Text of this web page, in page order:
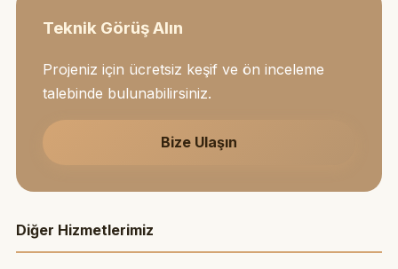
Teknik Görüş Alın
Projeniz için ücretsiz keşif ve ön inceleme
talebinde bulunabilirsiniz.
Bize Ulaşın
Diğer Hizmetlerimiz